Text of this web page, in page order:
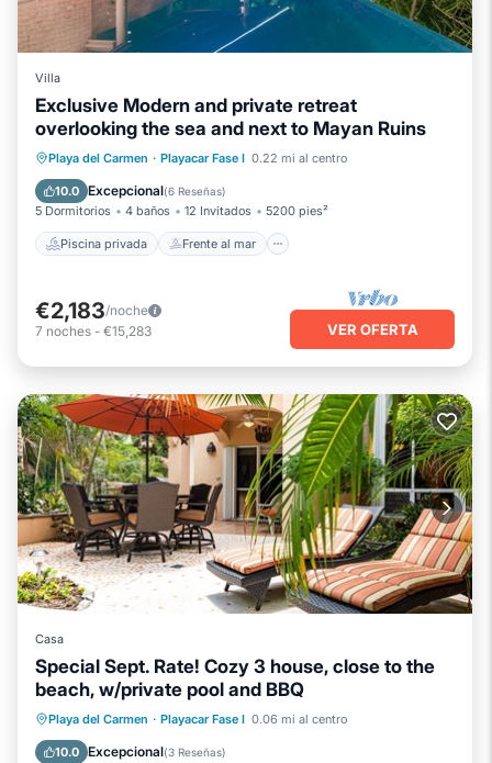
Villa
Exclusive Modern and private retreat
overlooking the sea and next to Mayan Ruins
Playa del Carmen · Playacar Fase I 0.22 mi al centro
10.0 Excepcional(6 Reseñas)
5 Dormitorios 4 baños 12 Invitados 5200 pies²
Piscina privada Frente al mar
Piscina privada
Frente al mar
Bañera de hidromasaje
€2,183/noche
7 noches - €15,283 VER OFERTA
Casa
Special Sept. Rate! Cozy 3 house, close to the
beach, w/private pool and BBQ
Playa del Carmen · Playacar Fase I 0.06 mi al centro
10.0 Excepcional(3 Reseñas)
Piscina privada
Frente al mar
Aparcamiento